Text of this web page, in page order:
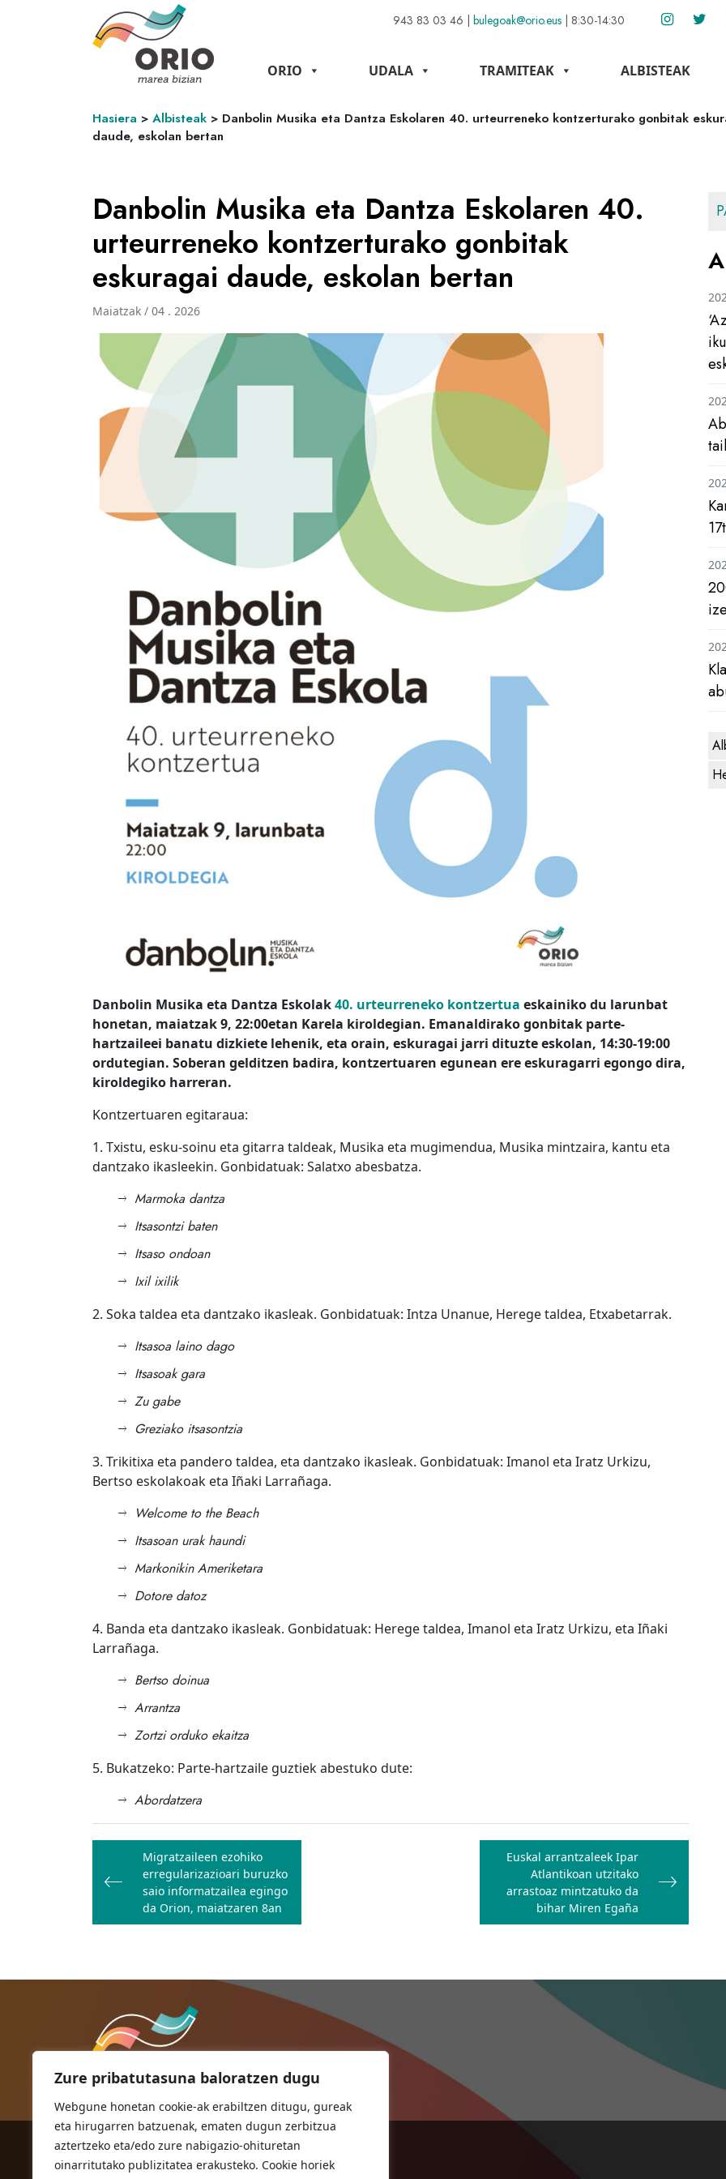
Zure pribatutasuna baloratzen dugu
Webgune honetan cookie-ak erabiltzen ditugu, gureak
eta hirugarren batzuenak, ematen dugun zerbitzua
aztertzeko eta/edo zure nabigazio-ohituretan
oinarritutako publizitatea erakusteko. Cookie horiek
943 83 03 46 | bulegoak@orio.eus | 8:30-14:30
ORIO UDALA TRAMITEAK ALBISTEAK
Hasiera > Albisteak > Danbolin Musika eta Dantza Eskolaren 40. urteurreneko kontzerturako gonbitak
daude, eskolan bertan
Danbolin Musika eta Dantza Eskolaren 40.
urteurreneko kontzerturako gonbitak
eskuragai daude, eskolan bertan
Maiatzak / 04 . 2026
Danbolin Musika eta Dantza Eskolak40. urteurreneko kontzertua eskainiko du larunbat
honetan, maiatzak 9, 22:00etan Karela kiroldegian. Emanaldirako gonbitak parte-
hartzaileei banatu dizkiete lehenik, eta orain, eskuragai jarri dituzte eskolan, 14:30-19:00
ordutegian. Soberan gelditzen badira, kontzertuaren egunean ere eskuragarri egongo dira,
kiroldegiko harreran.
Kontzertuaren egitaraua:
1. Txistu, esku-soinu eta gitarra taldeak, Musika eta mugimendua, Musika mintzaira, kantu eta
dantzako ikasleekin. Gonbidatuak: Salatxo abesbatza.
Marmoka dantza
Itsasontzi baten
Itsaso ondoan
Ixil ixilik
2. Soka taldea eta dantzako ikasleak. Gonbidatuak: Intza Unanue, Herege taldea, Etxabetarrak.
Itsasoa laino dago
Itsasoak gara
Zu gabe
Greziako itsasontzia
3. Trikitixa eta pandero taldea, eta dantzako ikasleak. Gonbidatuak: Imanol eta Iratz Urkizu,
Bertso eskolakoak eta Iñaki Larrañaga.
Welcome to the Beach
Itsasoan urak haundi
Markonikin Ameriketara
Dotore datoz
4. Banda eta dantzako ikasleak. Gonbidatuak: Herege taldea, Imanol eta Iratz Urkizu, eta Iñaki
Larrañaga.
Bertso doinua
Arrantza
Zortzi orduko ekaitza
5. Bukatzeko: Parte-hartzaile guztiek abestuko dute:
Abordatzera
Bidalketetan
zehar
nabigatu
Migratzaileen ezohiko
erregularizazioari buruzko
saio informatzailea egingo
da Orion, maiatzaren 8an
Euskal arrantzaleek Ipar
Atlantikoan utzitako
arrastoaz mintzatuko da
bihar Miren Egaña
ORIOKO UDALA
Herriko plaza,1